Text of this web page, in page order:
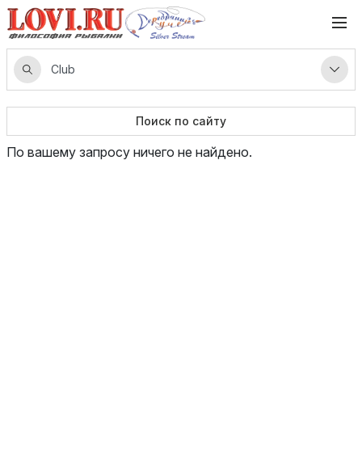
Поиск по сайту
По вашему запросу ничего не найдено.